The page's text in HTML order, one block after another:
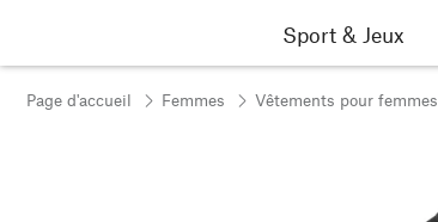
Sport & Jeux
Page d'accueil Femmes Vêtements pour femmes